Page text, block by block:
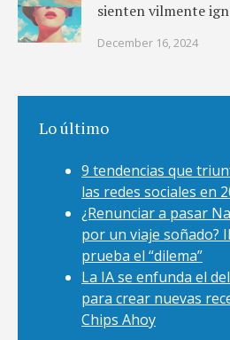
sienten vilmente
December 16, 2024
Lo último
9 tendencias que
las redes sociales en
¿Renunciar a pasar
por un viaje soñado?
prueba el “dilema”
La IA se enfunda el
para crear nuevas
Chips Ahoy